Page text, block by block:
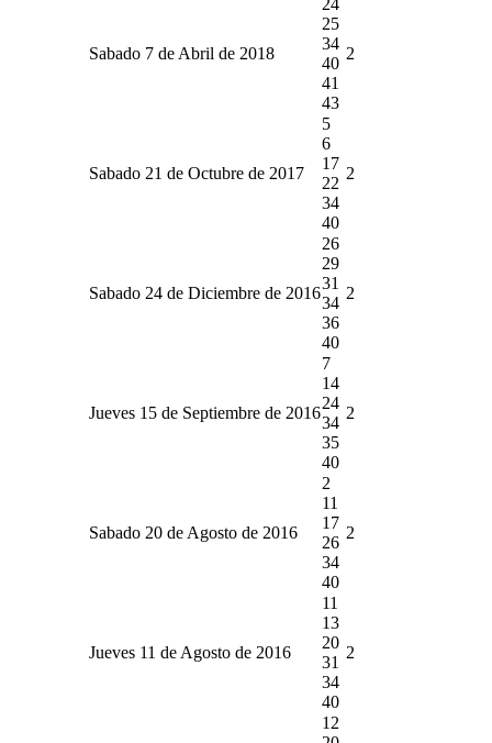
Sabado 7 de Abril de 2018
25
34
40
41
43
2
Sabado 21 de Octubre de 2017
5
6
17
22
34
40
2
Sabado 24 de Diciembre de 2016
26
29
31
34
36
40
2
Jueves 15 de Septiembre de 2016
7
14
24
34
35
40
2
Sabado 20 de Agosto de 2016
2
11
17
26
34
40
2
Jueves 11 de Agosto de 2016
11
13
20
31
34
40
2
12